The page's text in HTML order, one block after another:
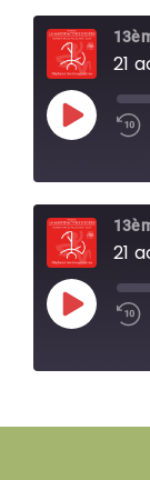
Play
Episode
Play
Episode